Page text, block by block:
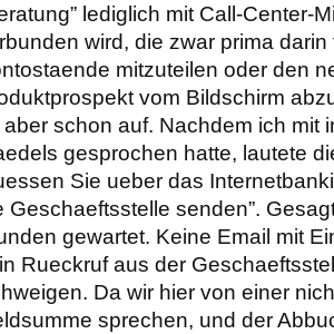
lediglich mit Call-Center-
wird, die zwar prima darin
mitzuteilen oder den
vom Bildschirm
schon auf. Nachdem ich mit
gesprochen hatte, lautete
Sie ueber das
Geschaeftsstelle senden”.
gewartet. Keine Email mit
Rueckruf aus der
Da wir hier von einer
sprechen, und der